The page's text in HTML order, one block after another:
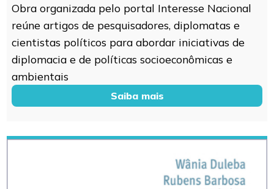
Obra organizada pelo portal Interesse Nacional
reúne artigos de pesquisadores, diplomatas e
cientistas políticos para abordar iniciativas de
diplomacia e de políticas socioeconômicas e
ambientais
Saiba mais